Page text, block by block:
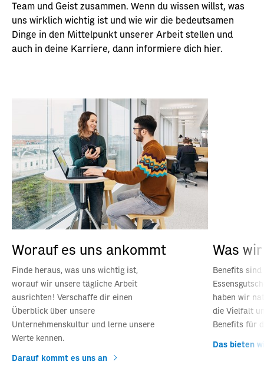
Team und Geist zusammen. Wenn du wissen willst, was
uns wirklich wichtig ist und wie wir die bedeutsamen
Dinge in den Mittelpunkt unserer Arbeit stellen und
auch in deine Karriere, dann informiere dich hier.
Worauf es uns ankommt
Finde heraus, was uns wichtig ist,
worauf wir unsere tägliche Arbeit
ausrichten! Verschaffe dir einen
Überblick über unsere
Unternehmenskultur und lerne unsere
Werte kennen.
Darauf kommt es uns an
Was
Benefits sind
haben wir
die Vielfalt
Benefits für
Das bieten